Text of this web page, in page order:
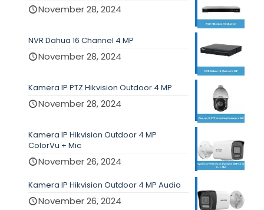
November 28, 2024
NVR Dahua 16 Channel 4 MP
November 28, 2024
Kamera IP PTZ Hikvision Outdoor 4 MP
November 28, 2024
Kamera IP Hikvision Outdoor 4 MP
ColorVu + Mic
November 26, 2024
Kamera IP Hikvision Outdoor 4 MP Audio
November 26, 2024